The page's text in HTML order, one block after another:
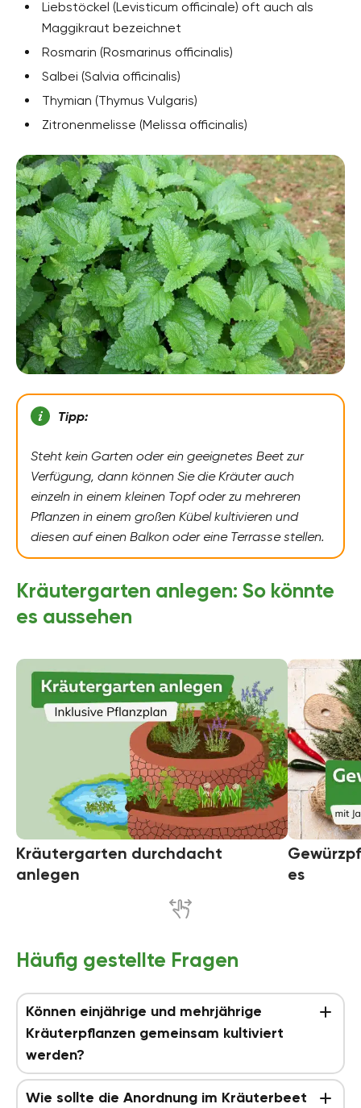
Liebstöckel (Levisticum officinale) oft auch als
Maggikraut bezeichnet
Rosmarin (Rosmarinus officinalis)
Salbei (Salvia officinalis)
Thymian (Thymus Vulgaris)
Zitronenmelisse (Melissa officinalis)
Tipp:
Steht kein Garten oder ein geeignetes Beet zur
Verfügung, dann können Sie die Kräuter auch
einzeln in einem kleinen Topf oder zu mehreren
Pflanzen in einem großen Kübel kultivieren und
diesen auf einen Balkon oder eine Terrasse stellen.
Kräutergarten anlegen: So könnte
es aussehen
Kräutergarten durchdacht
anlegen
es
Häufig gestellte Fragen
Können einjährige und mehrjährige
Kräuterpflanzen gemeinsam kultiviert
werden?
Wie sollte die Anordnung im Kräuterbeet